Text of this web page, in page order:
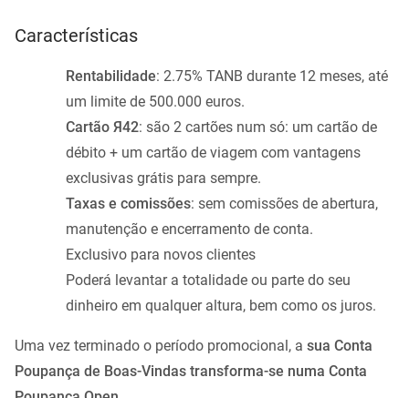
Características
Rentabilidade: 2.75% TANB durante 12 meses, até
um limite de 500.000 euros.
Cartão Я42: são 2 cartões num só: um cartão de
débito + um cartão de viagem com vantagens
exclusivas grátis para sempre.
Taxas e comissões: sem comissões de abertura,
manutenção e encerramento de conta.
Exclusivo para novos clientes
Poderá levantar a totalidade ou parte do seu
dinheiro em qualquer altura, bem como os juros.
Uma vez terminado o período promocional, a sua Conta
Poupança de Boas-Vindas transforma-se numa Conta